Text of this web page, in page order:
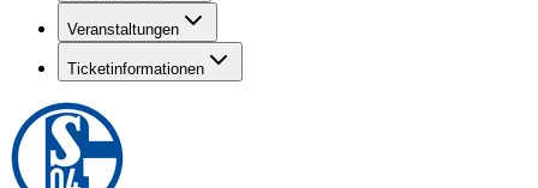
Veranstaltungen
Ticketinformationen